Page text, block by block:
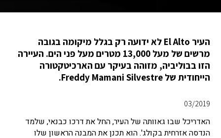
העיר El Alto לא ידועה רק בגלל מיקומה בגובה
מרשים של מעל 13,000 מטרים מעל פני הים. העיירה
הזו בבוליביה, מזוהה בעיקר עם הארכיטקטורה
הייחודית של Freddy Mamani Silvestre.
03/2019
האדריכל שבו גאוותה של העיר, החל את דרכו כבנאי, שלמד
הנדסה אזרחית בקולג'. הוא תכנן את המבנה הראשון שלו